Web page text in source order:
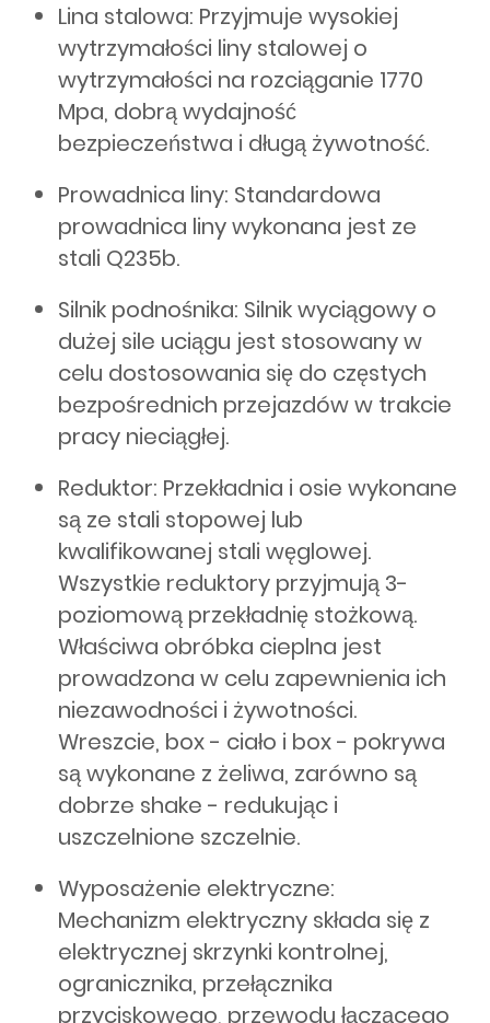
Lina stalowa: Przyjmuje wysokiej
wytrzymałości liny stalowej o
wytrzymałości na rozciąganie 1770
Mpa, dobrą wydajność
bezpieczeństwa i długą żywotność.
Prowadnica liny: Standardowa
prowadnica liny wykonana jest ze
stali Q235b.
Silnik podnośnika: Silnik wyciągowy o
dużej sile uciągu jest stosowany w
celu dostosowania się do częstych
bezpośrednich przejazdów w trakcie
pracy nieciągłej.
Reduktor: Przekładnia i osie wykonane
są ze stali stopowej lub
kwalifikowanej stali węglowej.
Wszystkie reduktory przyjmują 3-
poziomową przekładnię stożkową.
Właściwa obróbka cieplna jest
prowadzona w celu zapewnienia ich
niezawodności i żywotności.
Wreszcie, box - ciało i box - pokrywa
są wykonane z żeliwa, zarówno są
dobrze shake - redukując i
uszczelnione szczelnie.
Wyposażenie elektryczne:
Mechanizm elektryczny składa się z
elektrycznej skrzynki kontrolnej,
ogranicznika, przełącznika
przyciskowego, przewodu łączącego